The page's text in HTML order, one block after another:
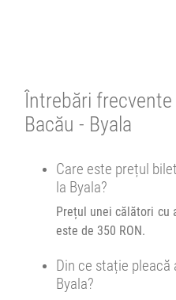
Se pot face rezervări cu
Bacău
Microbuz Transaero
BG Bacau - Burgas
Afiseaza itinerariu
13:59 Byala la Hotel
Întrebări
Bacău - Byala
Care este prețul
la Byala?
Prețul unei călători cu
este de 350 RON.
Din ce stație
Byala?